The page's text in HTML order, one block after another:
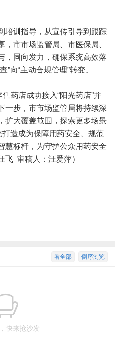
培训指导，从宣传引导到跟踪
市市场监管局、市医保局、
，同向发力，确保系统高效落
”向“主动合规管理”转变。
药店成功接入“阳光药店”并
一步，市市场监管局将持续深
扩大覆盖范围，探索更多场景
打造成为保障用药安全、规范
慧标杆，为守护公众用药安全
飞 审稿人：汪爱萍）
倒序浏览
看全部
快来抢沙发